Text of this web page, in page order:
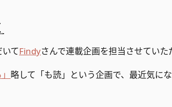
てFindyさんで連載企画を担当させていた
略して「も読」という企画で、最近気に